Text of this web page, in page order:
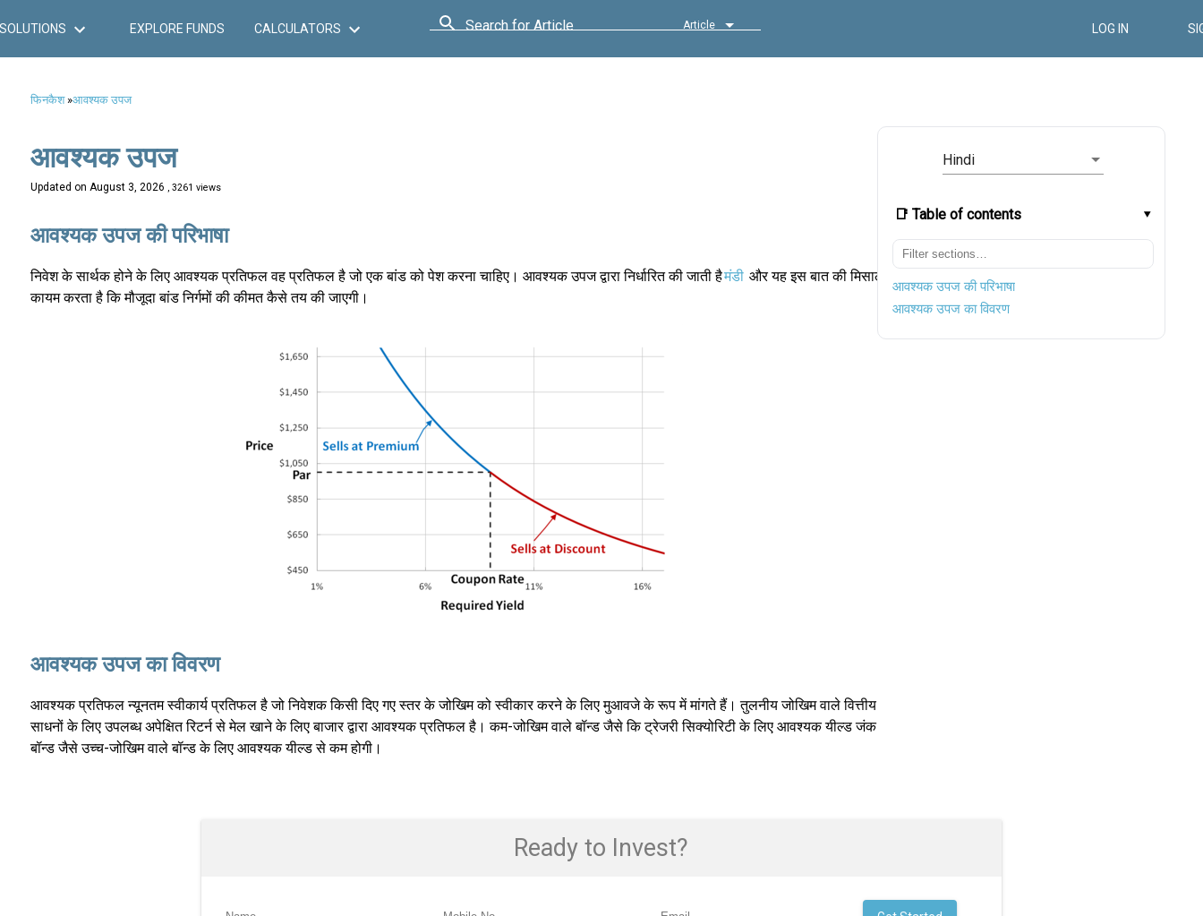
SOLUTIONS EXPLORE FUNDS CALCULATORS Search for Article Article LOG IN
फिनकैश»आवश्यक उपज
Hindi
📑 Table of contents
आवश्यक उपज की परिभाषा
आवश्यक उपज का विवरण
आवश्यक उपज
Updated on August 3, 2026 , 3261 views
आवश्यक उपज की परिभाषा
निवेश के सार्थक होने के लिए आवश्यक प्रतिफल वह प्रतिफल है जो एक बांड को पेश करना चाहिए। आवश्यक उपज द्वारा निर्धारित की जाती हैमंडी और यह इस बात की मिसाल
कायम करता है कि मौजूदा बांड निर्गमों की कीमत कैसे तय की जाएगी।
आवश्यक उपज का विवरण
आवश्यक प्रतिफल न्यूनतम स्वीकार्य प्रतिफल है जो निवेशक किसी दिए गए स्तर के जोखिम को स्वीकार करने के लिए मुआवजे के रूप में मांगते हैं। तुलनीय जोखिम वाले वित्तीय
साधनों के लिए उपलब्ध अपेक्षित रिटर्न से मेल खाने के लिए बाजार द्वारा आवश्यक प्रतिफल है। कम-जोखिम वाले बॉन्ड जैसे कि ट्रेजरी सिक्योरिटी के लिए आवश्यक यील्ड जंक
बॉन्ड जैसे उच्च-जोखिम वाले बॉन्ड के लिए आवश्यक यील्ड से कम होगी।
Ready to Invest?